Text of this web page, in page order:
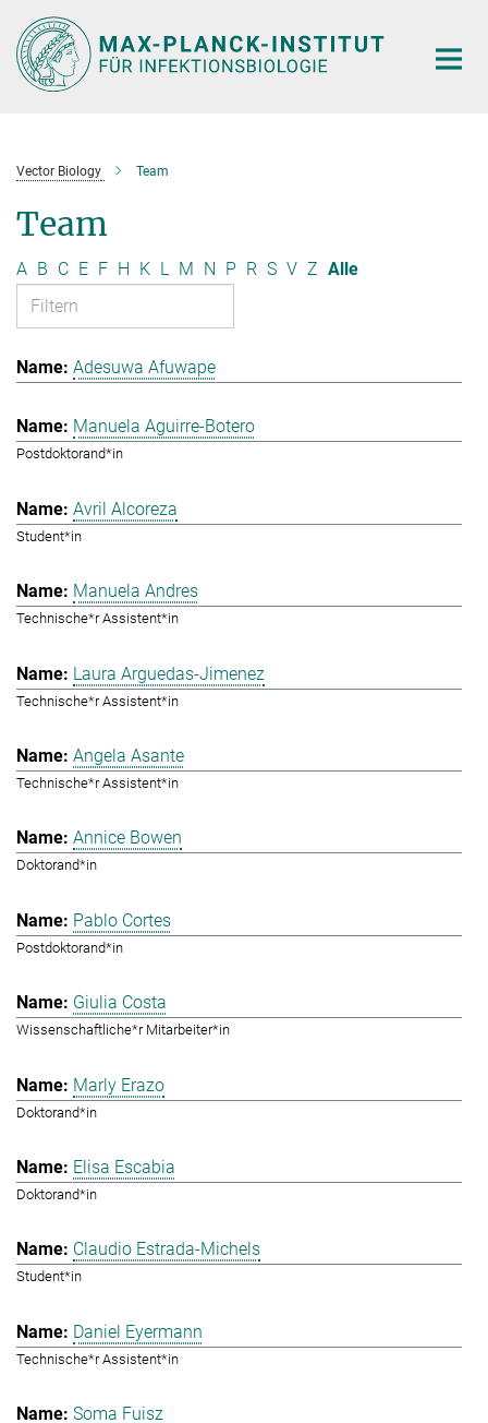
Hauptinhalt
Vector Biology Team
Team
A B C E F H K L M N P R S V Z Alle
Adesuwa Afuwape
Manuela Aguirre-Botero
Postdoktorand*in
Avril Alcoreza
Student*in
Manuela Andres
Technische*r Assistent*in
Laura Arguedas-Jimenez
Technische*r Assistent*in
Angela Asante
Technische*r Assistent*in
Annice Bowen
Doktorand*in
Pablo Cortes
Postdoktorand*in
Giulia Costa
Wissenschaftliche*r Mitarbeiter*in
Marly Erazo
Doktorand*in
Elisa Escabia
Doktorand*in
Claudio Estrada-Michels
Student*in
Daniel Eyermann
Technische*r Assistent*in
Soma Fuisz